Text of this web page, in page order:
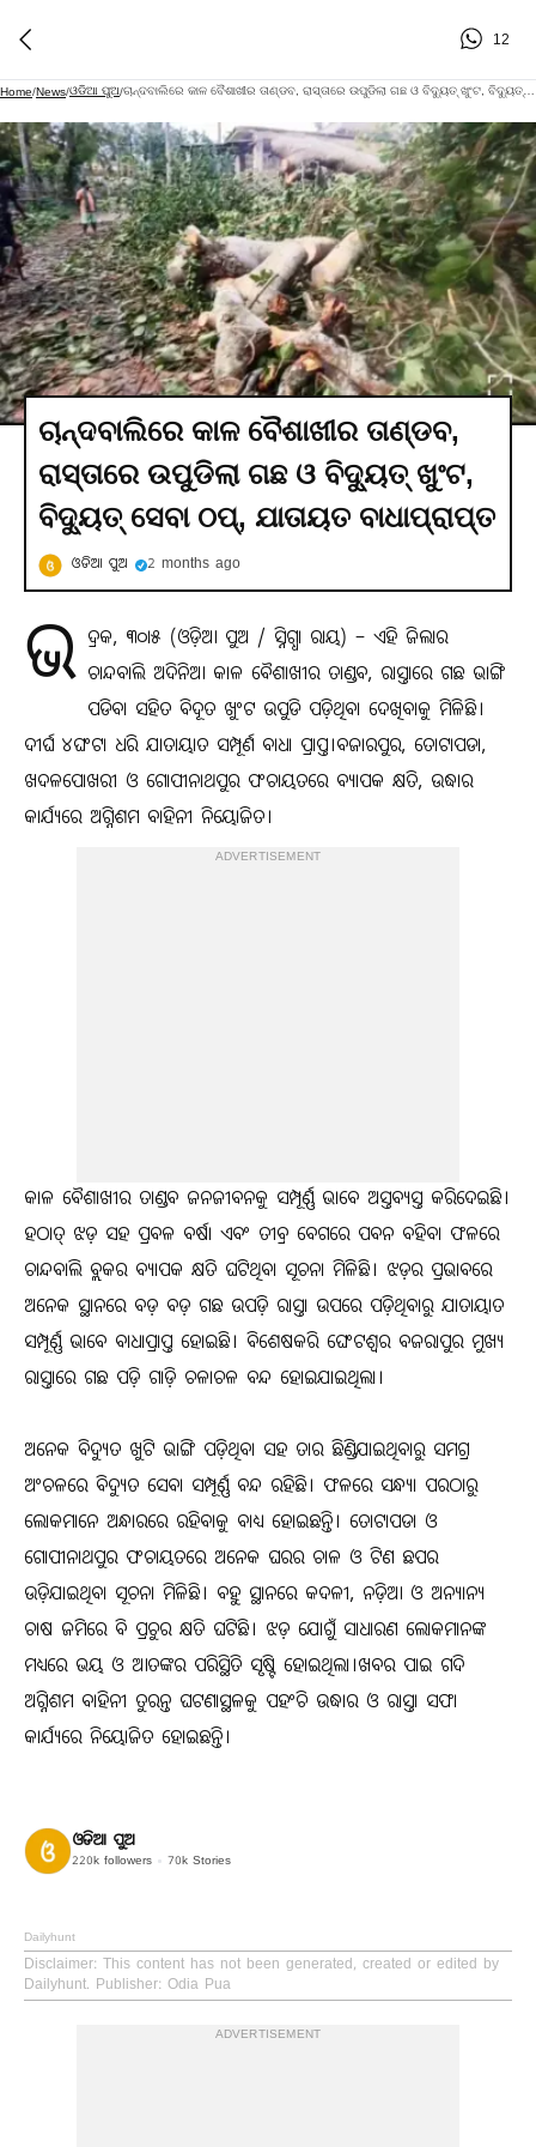
12
Home/News/ଓଡିଆ ପୁଅ/
ଚାନ୍ଦବାଲିରେ କାଳ ବୈଶାଖୀର ତାଣ୍ଡବ,
ରାସ୍ତାରେ ଉପୁଡିଲା ଗଛ ଓ ବିଦ୍ୟୁତ୍ ଖୁଂଟ,
ବିଦ୍ୟୁତ୍ ସେବା ଠପ୍‌, ଯାତାୟତ ବାଧାପ୍ରାପ୍ତ
ଓଡିଆ ପୁଅ 2 months ago
ଭ ଦ୍ରକ, ୩୦ା୫ (ଓଡ଼ିଆ ପୁଅ / ସ୍ନିଗ୍ଧା ରାୟ) – ଏହି ଜିଲାର
ଚାନ୍ଦବାଲି ଅଦିନିଆ କାଳ ବୈଶାଖୀର ତାଣ୍ଡବ, ରାସ୍ତାରେ ଗଛ ଭାଙ୍ଗି
ପଡିବା ସହିତ ବିଦୂତ ଖୁଂଟ ଉପୁଡି ପଡ଼ିଥିବା ଦେଖିବାକୁ ମିଳିଛି।
ଦୀର୍ଘ ୪ଘଂଟା ଧରି ଯାତାୟାତ ସମ୍ପୂର୍ଣ ବାଧା ପ୍ରାପ୍ତ।ବଜାରପୁର, ତୋଟାପଡା,
ଖଦଳପୋଖରୀ ଓ ଗୋପୀନାଥପୁର ପଂଚାୟତରେ ବ୍ୟାପକ କ୍ଷତି, ଉଦ୍ଧାର
କାର୍ଯ୍ୟରେ ଅଗ୍ନିଶମ ବାହିନୀ ନିୟୋଜିତ।
ADVERTISEMENT
କାଳ ବୈଶାଖୀର ତାଣ୍ଡବ ଜନଜୀବନକୁ ସମ୍ପୂର୍ଣ୍ଣ ଭାବେ ଅସ୍ତବ୍ୟସ୍ତ କରିଦେଇଛି।
ହଠାତ୍ ଝଡ଼ ସହ ପ୍ରବଳ ବର୍ଷା ଏବଂ ତୀବ୍ର ବେଗରେ ପବନ ବହିବା ଫଳରେ
ଚାନ୍ଦବାଲି ବ୍ଲକର ବ୍ୟାପକ କ୍ଷତି ଘଟିଥିବା ସୂଚନା ମିଳିଛି। ଝଡ଼ର ପ୍ରଭାବରେ
ଅନେକ ସ୍ଥାନରେ ବଡ଼ ବଡ଼ ଗଛ ଉପଡ଼ି ରାସ୍ତା ଉପରେ ପଡ଼ିଥିବାରୁ ଯାତାୟାତ
ସମ୍ପୂର୍ଣ୍ଣ ଭାବେ ବାଧାପ୍ରାପ୍ତ ହୋଇଛି। ବିଶେଷକରି ଘେଂଟଶ୍ୱର ବଜରାପୁର ମୁଖ୍ୟ
ରାସ୍ତାରେ ଗଛ ପଡ଼ି ଗାଡ଼ି ଚଳାଚଳ ବନ୍ଦ ହୋଇଯାଇଥିଲା।
ଅନେକ ବିଦ୍ୟୁତ ଖୁଟି ଭାଙ୍ଗି ପଡ଼ିଥିବା ସହ ତାର ଛିଣ୍ଡିଯାଇଥିବାରୁ ସମଗ୍ର
ଅଂଚଳରେ ବିଦ୍ୟୁତ ସେବା ସମ୍ପୂର୍ଣ୍ଣ ବନ୍ଦ ରହିଛି। ଫଳରେ ସନ୍ଧ୍ୟା ପରଠାରୁ
ଲୋକମାନେ ଅନ୍ଧାରରେ ରହିବାକୁ ବାଧ୍ୟ ହୋଇଛନ୍ତି। ତୋଟାପଡା ଓ
ଗୋପୀନାଥପୁର ପଂଚାୟତରେ ଅନେକ ଘରର ଚାଳ ଓ ଟିଣ ଛପର
ଉଡ଼ିଯାଇଥିବା ସୂଚନା ମିଳିଛି। ବହୁ ସ୍ଥାନରେ କଦଳୀ, ନଡ଼ିଆ ଓ ଅନ୍ୟାନ୍ୟ
ଚାଷ ଜମିରେ ବି ପ୍ରଚୁର କ୍ଷତି ଘଟିଛି। ଝଡ଼ ଯୋଗୁଁ ସାଧାରଣ ଲୋକମାନଙ୍କ
ମଧ୍ୟରେ ଭୟ ଓ ଆତଙ୍କର ପରିସ୍ଥିତି ସୃଷ୍ଟି ହୋଇଥିଲା।ଖବର ପାଇ ଗଦି
ଅଗ୍ନିଶମ ବାହିନୀ ତୁରନ୍ତ ଘଟଣାସ୍ଥଳକୁ ପହଂଚି ଉଦ୍ଧାର ଓ ରାସ୍ତା ସଫା
କାର୍ଯ୍ୟରେ ନିୟୋଜିତ ହୋଇଛନ୍ତି।
ଓଡିଆ ପୁଅ
220k followers 70k Stories
Dailyhunt
Disclaimer: This content has not been generated, created or edited by
Dailyhunt. Publisher: Odia Pua
ADVERTISEMENT